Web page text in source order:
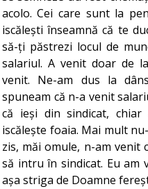
acolo. Cei care sunt la
iscălești înseamnă că te
să-ți păstrezi locul de
salariul. A venit doar de
venit. Ne-am dus la
spuneam că n-a venit
că ieși din sindicat, chiar
iscălește foaia. Mai mult
zis, măi omule, n-am venit
să intru în sindicat. Eu am
așa striga de Doamne